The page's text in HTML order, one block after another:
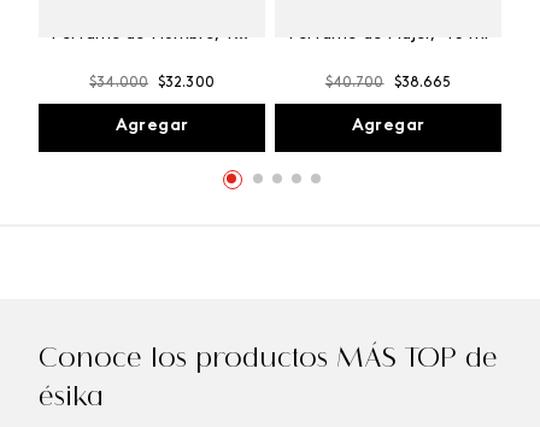
Perfume de Hombre, 100
$34.000 $32.300
Agregar
Perfume de Mujer, 45 ml
$40.700 $38.665
Agregar
Conoce los productos MÁS TOP de
ésika